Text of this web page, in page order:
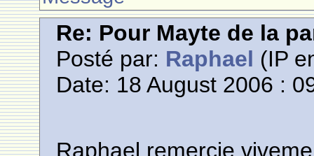
Re: Pour Mayte de la
Posté par: Raphael (IP
Date: 18 August 2006 :
Raphael remercie